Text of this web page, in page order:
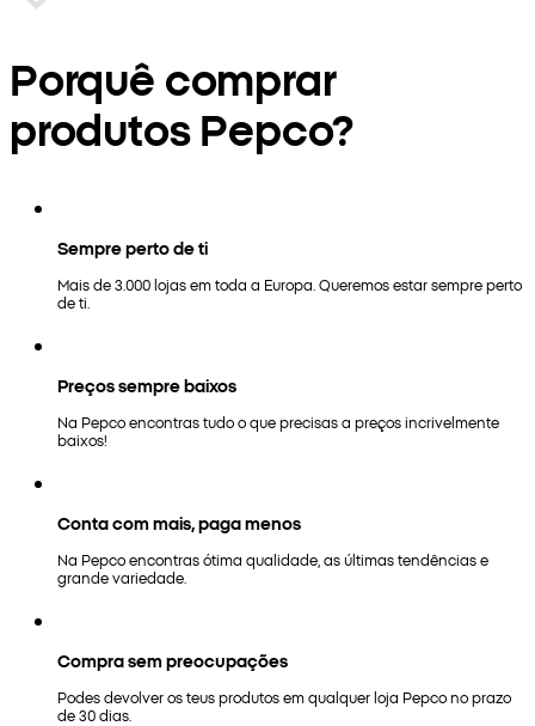
Porquê comprar
produtos Pepco?
Sempre perto de ti
Mais de 3.000 lojas em toda a Europa. Queremos estar sempre perto
de ti.
Preços sempre baixos
Na Pepco encontras tudo o que precisas a preços incrivelmente
baixos!
Conta com mais, paga menos
Na Pepco encontras ótima qualidade, as últimas tendências e
grande variedade.
Compra sem preocupações
Podes devolver os teus produtos em qualquer loja Pepco no prazo
de 30 dias.